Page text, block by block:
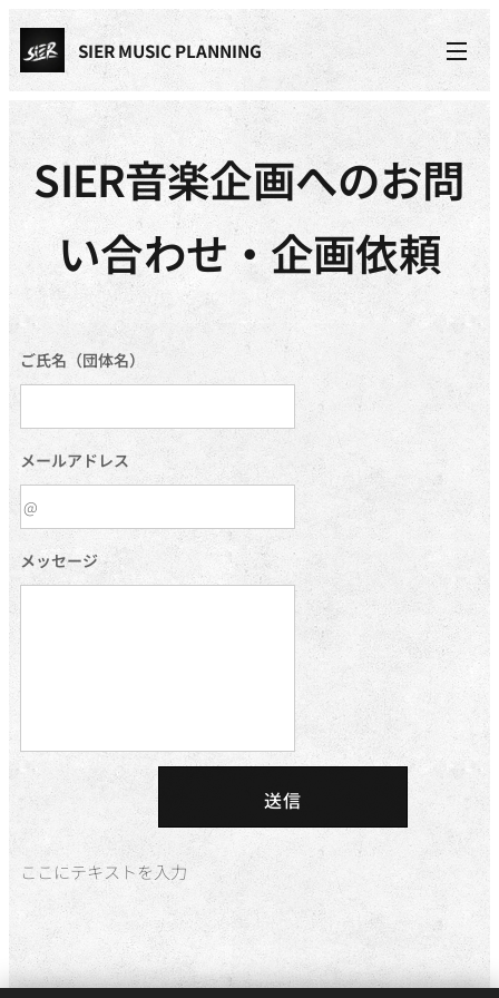
SIER MUSIC PLANNING
SIER音楽企画へのお問
い合わせ・企画依頼
ご氏名（団体名）
メールアドレス
メッセージ
送信
ここにテキストを入力